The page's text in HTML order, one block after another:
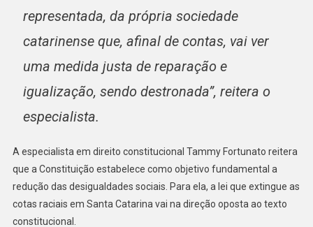
representada, da própria sociedade
catarinense que, afinal de contas, vai ver
uma medida justa de reparação e
igualização, sendo destronada”, reitera o
especialista.
A especialista em direito constitucional Tammy Fortunato reitera
que a Constituição estabelece como objetivo fundamental a
redução das desigualdades sociais. Para ela, a lei que extingue as
cotas raciais em Santa Catarina vai na direção oposta ao texto
constitucional.